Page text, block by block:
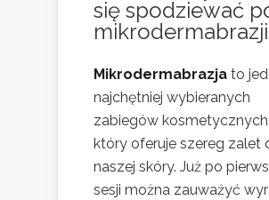
się spodziewać
Mikrodermabrazja to
najchętniej wybieranych
zabiegów kosmetycznych,
który oferuje szereg zalet
naszej skóry. Już po
sesji można zauważyć